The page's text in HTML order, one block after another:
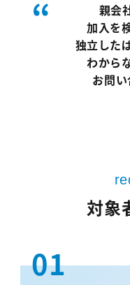
親会
加入を
独立した
わから
お問い
対象
01